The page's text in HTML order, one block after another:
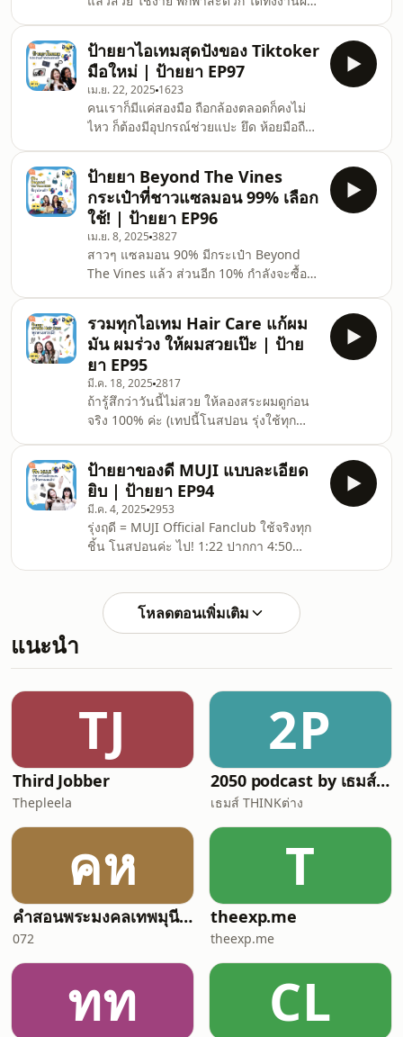
https://linktr.ee/paiyapodcast
#SalmonPodcast #SalmonHouse #ป้าย
ยา #
Concealer Stick - DIOR : Forever Skin
Perfect Stick - HOURGLASS : Vanish
Seamless Finish Foundation Stick -
BWB : Moonbeam Radiance Skin Tint -
MAKEUP BY MARIO : Soft Pop Blush
Stick - 4U2 : Skin Highlight Balm Stick
- ANESSA : Perfect UV Brush-On
Powder SPF50+ PA++++ - MEILINDA
ป้ายยาไอเทมสุดปังของ Tiktoker
มือใหม่ | ป้ายยา EP97
เม.ย. 22, 2025 1623
คนเราก็มีแค่สองมือ ถือกล้องตลอดก็คงไม่
ไหว ก็ต้องมีอุปกรณ์ช่วยแปะ ยึด ห้อยมือถือ
: Cherries Snappy™ Grip Stand
Magsafe 03:24 Griptok MagSafe :
Wiggle Wiggle Big Griptok (Smile We
Love) 06:30 ที่ตั้งโทรศัพท์ Magsafe :
MOFT Snap Invisible Phone Tripod
09:54 ที่ตั้งโทรศัพท์ Magsafe :
MOFTSnap Invisible Phone Tripod
Wallet MOVAS 11:09 ที่คล้องคอมือถือ
TELESIN Mag
ป้ายยา Beyond The Vines
กระเป๋าที่ชาวแซลมอน 99% เลือก
ใช้! | ป้ายยา EP96
เม.ย. 8, 2025 3827
สาวๆ แซลมอน 90% มีกระเป๋า Beyond
The Vines แล้ว ส่วนอีก 10% กำลังจะซื้อ
(ฮือ) ระดมของคนในออฟฟิศมารีวิวเพราะ
รักจริงๆ ไปจับความนุ่มฟูของน้องๆ
กระเป๋า BTV ของจริงได้แล้วที่หน้าช็อป
CTW / เซ็นทรัลลาดพร้าว / Mega
Bangna นะะะะ 0:00 เปิดรายการ 0:19
ทักทาย แนะนำแขกรับเชิญ 2:00 ขอ
ต้อนรับทุกคนสู่ pop-up store ของ BTV
สาขาแซลมอน! 4:00 XS Dumpling Bag
(Khaki) 8:28
รวมทุกไอเทม Hair Care แก้ผม
มัน ผมร่วง ให้ผมสวยเป๊ะ | ป้าย
ยา EP95
มี.ค. 18, 2025 2817
ถ้ารู้สึกว่าวันนี้ไม่สวย ให้ลองสระผมดูก่อน
จริง 100% ค่ะ (เทปนี้โนสปอน รุ่งใช้ทุก
AVEDA : Wooden Paddle brush 7:14
Kérastase : Specifique Bain Divalent
แชมพูสำหรับผู้มีปัญหาหนังศีรษะมันง่าย
หรือผู้มีปัญหาโคนผมมัน ปลายผมแห้ง 8:21
Kérastase : Genesis Bain Hydra-
Fortifiant Shampoo แชมพูลดผมขาดหลุด
ร่วง สูตรสำหรับหนังศีรษะมันหรือผมเส้น
เล็ก 10:22 Kérastase : Chronolog
ป้ายยาของดี MUJI แบบละเอียด
ยิบ | ป้ายยา EP94
มี.ค. 4, 2025 2953
รุ่งฤดี = MUJI Official Fanclub ใช้จริงทุก
ชิ้น โนสปอนค่ะ ไป! 1:22 ปากกา 4:50
คัตเตอร์ mini 12:15 เครื่องทำลายเอกสาร
แบบพกพา 15:08 กล่องพลาสติกจัดเก็บของ
แปรงขัดตัวเส้นใยไนลอน 24:21 กระเป๋า
อเนกประสงค์ผ้าไนลอนพร้อม
โหลดตอนเพิ่มเติม
แนะนำ
TJ
Third Jobber
Thepleela
2P
2050 podcast by เธมส์ THINKต่าง
เธมส์ THINKต่าง
คห
คำสอนพระมงคลเทพมุนี หลวงพ่อวัดปากน้ำ
072
T
theexp.me
theexp.me
ทท CL